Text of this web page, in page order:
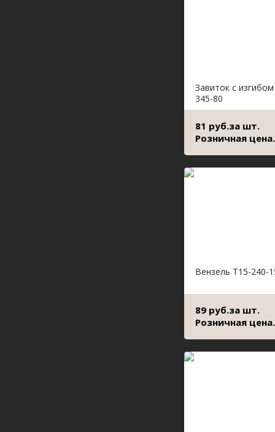
Завиток с
345-80
81 руб.за шт.
Розничная цена.
Вензель Т15-240-
89 руб.за шт.
Розничная цена.